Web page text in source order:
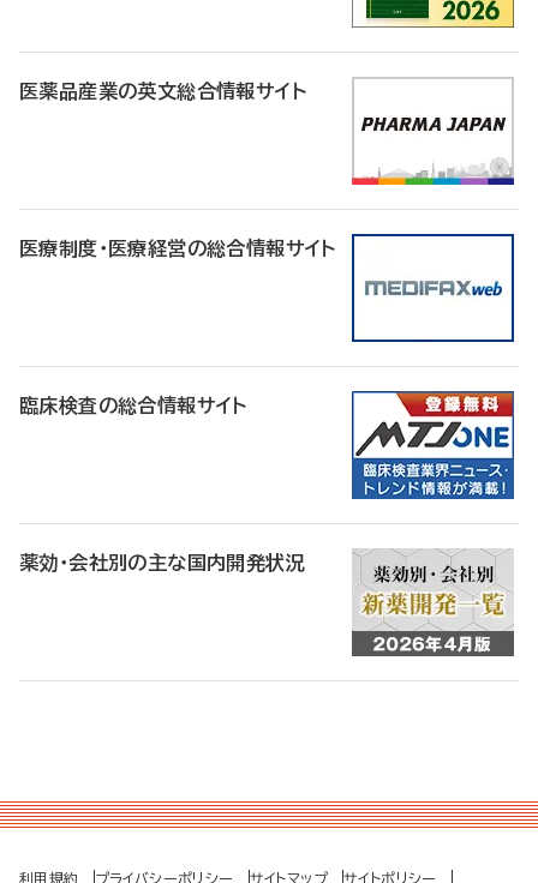
医薬品産業の英文総合情報サイト
医療制度・医療経営の総合情報サイト
臨床検査の総合情報サイト
薬効・会社別の主な国内開発状況
利用規約 プライバシーポリシー サイトマップ サイトポリシー